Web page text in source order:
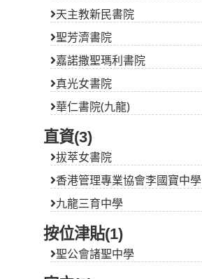
天主教新民書院
聖芳濟書院
嘉諾撒聖瑪利書院
真光女書院
華仁書院(九龍)
直資(3)
拔萃女書院
香港管理專業協會李國寶中學
九龍三育中學
按位津貼(1)
聖公會諸聖中學